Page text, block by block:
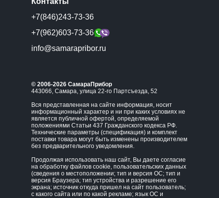
+7(846)243-73-36
+7(962)603-73-36
info@samarapribor.ru
© 2006-2026 СамараПрибор
443066, Самара, улица 22-го Партсъезда, 52
Вся представленная на сайте информация, носит
информационный характер и ни при каких условиях не
является публичной офертой, определяемой
положениями Статьи 437 Гражданского кодекса РФ.
Технические параметры (спецификация) и комплект
поставки товара могут быть изменены производителем
без предварительного уведомления.
Продолжая использовать наш сайт, Вы даете согласие
на обработку файлов cookie, пользовательских данных
(сведения о местоположении; тип и версия ОС; тип и
версия Браузера; тип устройства и разрешение его
экрана; источник откуда пришел на сайт пользователь;
с какого сайта или по какой рекламе; язык ОС и